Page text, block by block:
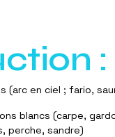
:
(arc en ciel ; fario,
blancs (carpe,
perche, sandre)